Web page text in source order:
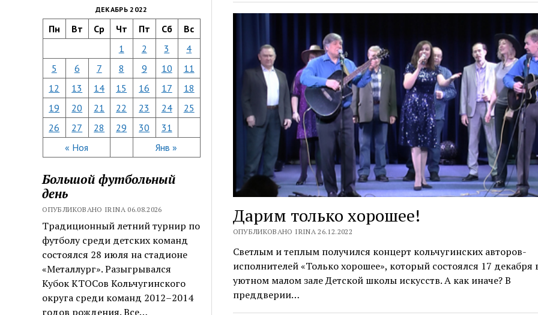
ДЕКАБРЬ 2022
Пн Вт Ср Чт Пт Сб Вс
« Ноя Янв »
1 2 3
4
5
6 7 8 9 10
11
12
13 14 15 16 17
18
19
20 21 22 23 24
25
26
27 28 29 30 31
Большой футбольный
день
ОПУБЛИКОВАНО IRINA 06.08.2026
Традиционный летний турнир по
футболу среди детских команд
состоялся 28 июля на стадионе
«Металлург». Разыгрывался
Кубок КТОСов Кольчугинского
округа среди команд 2012–2014
годов рождения. Все…
Дарим только хорошее!
ОПУБЛИКОВАНО IRINA 26.12.2022
Светлым и теплым получился концерт кольчугинских авторов-
исполнителей «Только хорошее», который состоялся 17 декабря
уютном малом зале Детской школы искусств. А как иначе? В
преддверии…